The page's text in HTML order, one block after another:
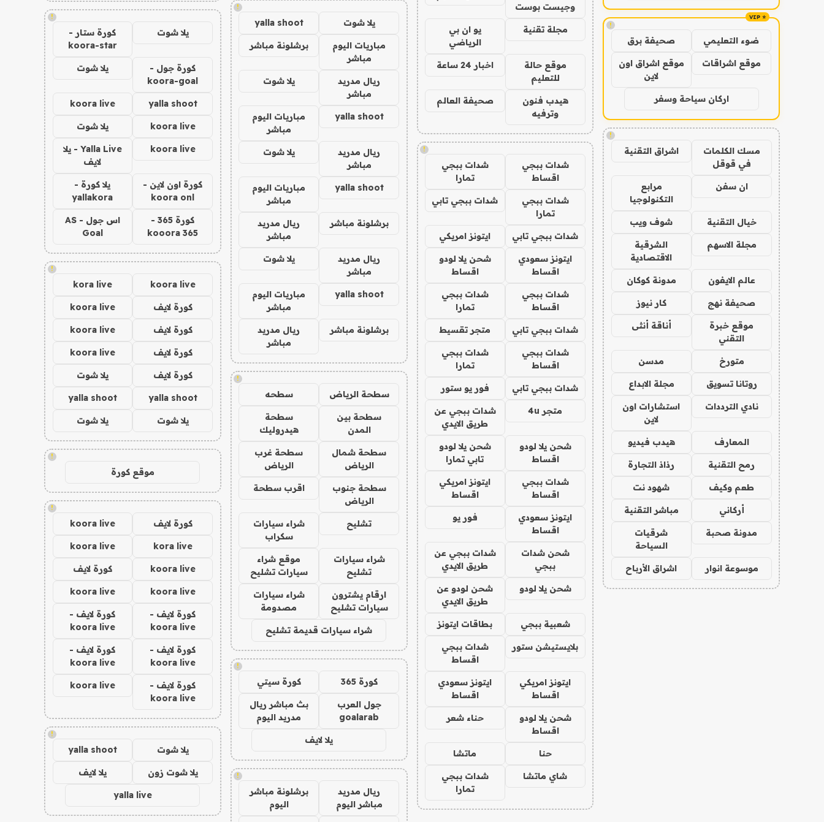
!
ضوء التعليمي صحيفة برق
موقع اشراقات
موقع اشراق اون
لاين
اركان سياحة وسفر
!
مسك الكلمات
في قوقل
اشراق التقنية
ان سفن
مرابع
التكنولوجيا
خيال التقنية شوف ويب
مجلة الاسهم
الشرقية
الاقتصادية
عالم الايفون مدونة كوكان
صحيفة نهج كار نيوز
موقع خبرة
التقني
أناقة أنثى
متورخ مدسن
روتانا تسويق مجلة الابداع
نادي الترددات
استشارات اون
لاين
المعارف هيدب فيديو
رمح التقنية رذاذ التجارة
طعم وكيف شهود نت
أركاني مباشر التقنية
مدونة صحبة
شرقيات
السياحة
موسوعة انوار اشراق الأرباح
وجيست بوست
مجلة تقنية
يو ان بي
الرياضي
موقع حالة
للتعليم
اخبار 24 ساعة
هيدب فنون
وترفيه
صحيفة العالم
!
شدات ببجي
اقساط
شدات ببجي
تمارا
شدات ببجي
تمارا
شدات ببجي تابي
شدات ببجي تابي ايتونز امريكي
ايتونز سعودي
اقساط
شحن يلا لودو
اقساط
شدات ببجي
اقساط
شدات ببجي
تمارا
شدات ببجي تابي متجر تقسيط
شدات ببجي
اقساط
شدات ببجي
تمارا
شدات ببجي تابي فور يو ستور
متجر 4u
شدات ببجي عن
طريق الايدي
شحن يلا لودو
اقساط
شحن يلا لودو
تابي تمارا
شدات ببجي
اقساط
ايتونز امريكي
اقساط
ايتونز سعودي
اقساط
فور يو
شحن شدات
ببجي
شدات ببجي عن
طريق الايدي
شحن يلا لودو
شحن لودو عن
طريق الايدي
شعبية ببجي بطاقات ايتونز
بلايستيشن ستور
شدات ببجي
اقساط
ايتونز امريكي
اقساط
ايتونز سعودي
اقساط
شحن يلا لودو
اقساط
حناء شعر
حنا ماتشا
شاي ماتشا
شدات ببجي
تمارا
!
يلا شوت yalla shoot
مباريات اليوم
مباشر
برشلونة مباشر
ريال مدريد
مباشر
يلا شوت
yalla shoot
مباريات اليوم
مباشر
ريال مدريد
مباشر
يلا شوت
yalla shoot
مباريات اليوم
مباشر
برشلونة مباشر
ريال مدريد
مباشر
ريال مدريد
مباشر
يلا شوت
yalla shoot
مباريات اليوم
مباشر
برشلونة مباشر
ريال مدريد
مباشر
!
سطحة الرياض سطحه
سطحة بين
المدن
سطحة
هيدروليك
سطحة شمال
الرياض
سطحة غرب
الرياض
سطحة جنوب
الرياض
اقرب سطحة
تشليح
شراء سيارات
سكراب
شراء سيارات
تشليح
موقع شراء
سيارات تشليح
ارقام يشترون
سيارات تشليح
شراء سيارات
مصدومة
شراء سيارات قديمة تشليح
!
كورة 365 كورة سيتي
جول العرب
goalarab
بث مباشر ريال
مدريد اليوم
يلا لايف
!
ريال مدريد
مباشر اليوم
برشلونة مباشر
اليوم
!
يلا شوت
كورة ستار -
koora-star
كورة جول -
koora-goal
يلا شوت
yalla shoot
koora live
koora live يلا شوت
koora live
Yalla Live - يلا
لايف
كورة اون لاين -
koora onl
يلا كورة -
yallakora
كورة 365 -
kooora 365
اس جول - AS
Goal
!
koora live
kora live
كورة لايف koora live
كورة لايف koora live
كورة لايف koora live
كورة لايف يلا شوت
yalla shoot
yalla shoot
يلا شوت يلا شوت
!
موقع كورة
!
كورة لايف koora live
kora live
koora live
koora live كورة لايف
koora live
koora live
كورة لايف -
koora live
كورة لايف -
koora live
كورة لايف -
koora live
كورة لايف -
koora live
كورة لايف -
koora live
koora live
!
يلا شوت yalla shoot
يلا شوت زون يلا لايف
yalla live